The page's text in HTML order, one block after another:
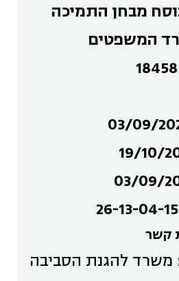
מבחן התמיכה
המשפטים
18458
03/09/
19/10/
03/09/
26-13-04-15
קשר
משרד להגנת הסביבה